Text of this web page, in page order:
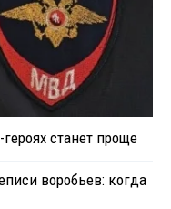
станет проще
воробьев: когда